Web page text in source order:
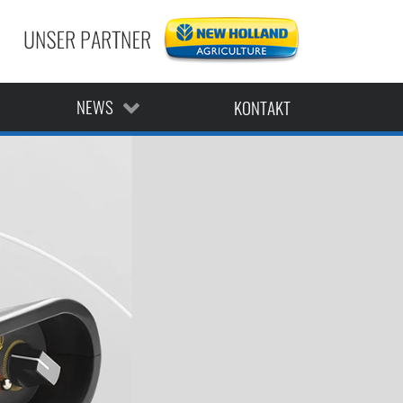
NEWS
AKTUELLE MELDUNGEN
TERMINE
KONTAKT